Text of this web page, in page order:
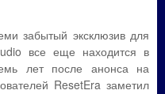
забытый эксклюзив для
все еще находится в
лет после анонса на
ResetEra заметил